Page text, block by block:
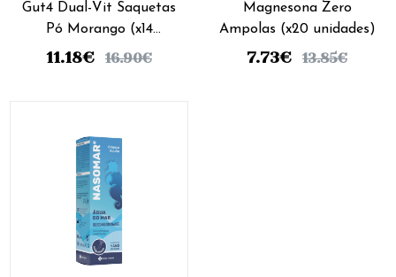
Gut4 Dual-Vit Saquetas
Pó Morango (x14
unidades)
11.18€ 16.90€
Magnesona Zero
Ampolas (x20 unidades)
7.73€ 13.85€